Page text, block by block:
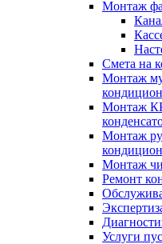
Монтаж
Смета на
Монтаж
Монтаж
Монтаж
Монтаж
Ремонт
Услуги